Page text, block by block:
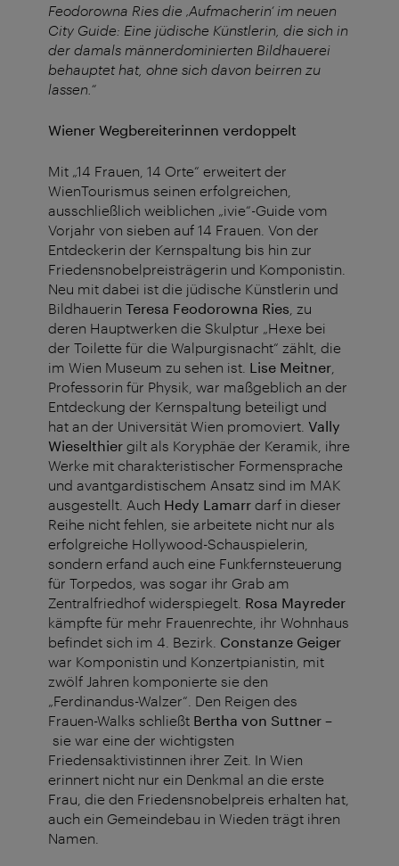
Feodorowna Ries die ‚Aufmacherin‘ im neuen
City Guide: Eine jüdische Künstlerin, die sich in
der damals männerdominierten Bildhauerei
behauptet hat, ohne sich davon beirren zu
lassen.“
Wiener Wegbereiterinnen verdoppelt
Mit „14 Frauen, 14 Orte“ erweitert der
WienTourismus seinen erfolgreichen,
ausschließlich weiblichen „ivie“-Guide vom
Vorjahr von sieben auf 14 Frauen. Von der
Entdeckerin der Kernspaltung bis hin zur
Friedensnobelpreisträgerin und Komponistin.
Neu mit dabei ist die jüdische Künstlerin und
Bildhauerin Teresa Feodorowna Ries , zu
deren Hauptwerken die Skulptur „Hexe bei
der Toilette für die Walpurgisnacht“ zählt, die
im Wien Museum zu sehen ist. Lise Meitner
Professorin für Physik, war maßgeblich an der
Entdeckung der Kernspaltung beteiligt und
hat an der Universität Wien promoviert. Vally
Wieselthier gilt als Koryphäe der Keramik, ihre
Werke mit charakteristischer Formensprache
und avantgardistischem Ansatz sind im MAK
ausgestellt. Auch Hedy Lamarr darf in dieser
Reihe nicht fehlen, sie arbeitete nicht nur als
erfolgreiche Hollywood-Schauspielerin,
sondern erfand auch eine Funkfernsteuerung
für Torpedos, was sogar ihr Grab am
Zentralfriedhof widerspiegelt. Rosa Mayreder
kämpfte für mehr Frauenrechte, ihr Wohnhaus
befindet sich im 4. Bezirk. Constanze Geiger
war Komponistin und Konzertpianistin, mit
zwölf Jahren komponierte sie den
„Ferdinandus-Walzer“. Den Reigen des
Frauen-Walks schließt Bertha von Suttner –
sie war eine der wichtigsten
Friedensaktivistinnen ihrer Zeit. In Wien
erinnert nicht nur ein Denkmal an die erste
Frau, die den Friedensnobelpreis erhalten hat,
auch ein Gemeindebau in Wieden trägt ihren
Namen.